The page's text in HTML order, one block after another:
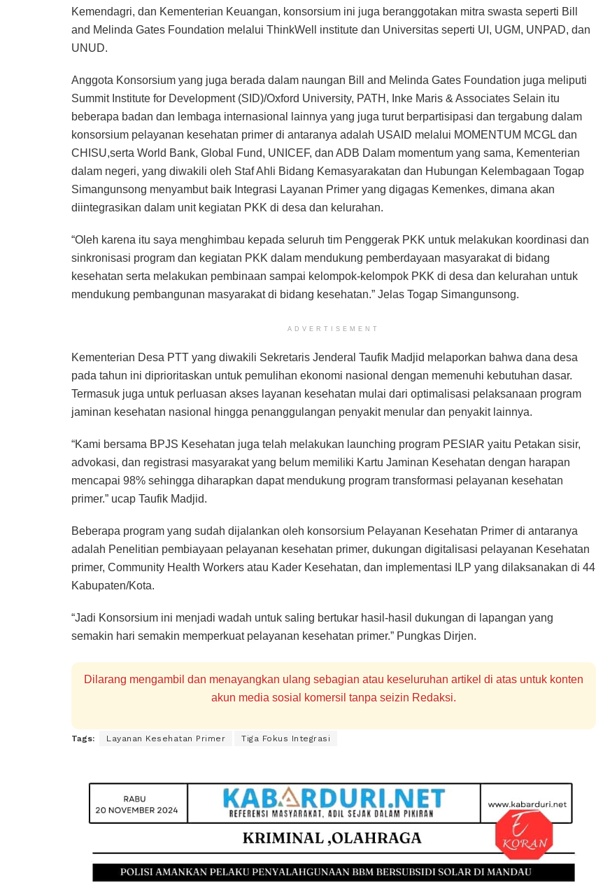
Kemendagri, dan Kementerian Keuangan, konsorsium ini juga beranggotakan mitra swasta seperti Bill
and Melinda Gates Foundation melalui ThinkWell institute dan Universitas seperti UI, UGM, UNPAD, dan
UNUD.
Anggota Konsorsium yang juga berada dalam naungan Bill and Melinda Gates Foundation juga meliputi
Summit Institute for Development (SID)/Oxford University, PATH, Inke Maris & Associates Selain itu
beberapa badan dan lembaga internasional lainnya yang juga turut berpartisipasi dan tergabung dalam
konsorsium pelayanan kesehatan primer di antaranya adalah USAID melalui MOMENTUM MCGL dan
CHISU,serta World Bank, Global Fund, UNICEF, dan ADB Dalam momentum yang sama, Kementerian
dalam negeri, yang diwakili oleh Staf Ahli Bidang Kemasyarakatan dan Hubungan Kelembagaan Togap
Simangunsong menyambut baik Integrasi Layanan Primer yang digagas Kemenkes, dimana akan
diintegrasikan dalam unit kegiatan PKK di desa dan kelurahan.
“Oleh karena itu saya menghimbau kepada seluruh tim Penggerak PKK untuk melakukan koordinasi dan
sinkronisasi program dan kegiatan PKK dalam mendukung pemberdayaan masyarakat di bidang
kesehatan serta melakukan pembinaan sampai kelompok-kelompok PKK di desa dan kelurahan untuk
mendukung pembangunan masyarakat di bidang kesehatan.” Jelas Togap Simangunsong.
ADVERTISEMENT
Kementerian Desa PTT yang diwakili Sekretaris Jenderal Taufik Madjid melaporkan bahwa dana desa
pada tahun ini diprioritaskan untuk pemulihan ekonomi nasional dengan memenuhi kebutuhan dasar.
Termasuk juga untuk perluasan akses layanan kesehatan mulai dari optimalisasi pelaksanaan program
jaminan kesehatan nasional hingga penanggulangan penyakit menular dan penyakit lainnya.
“Kami bersama BPJS Kesehatan juga telah melakukan launching program PESIAR yaitu Petakan sisir,
advokasi, dan registrasi masyarakat yang belum memiliki Kartu Jaminan Kesehatan dengan harapan
mencapai 98% sehingga diharapkan dapat mendukung program transformasi pelayanan kesehatan
primer.” ucap Taufik Madjid.
Beberapa program yang sudah dijalankan oleh konsorsium Pelayanan Kesehatan Primer di antaranya
adalah Penelitian pembiayaan pelayanan kesehatan primer, dukungan digitalisasi pelayanan Kesehatan
primer, Community Health Workers atau Kader Kesehatan, dan implementasi ILP yang dilaksanakan di 44
Kabupaten/Kota.
“Jadi Konsorsium ini menjadi wadah untuk saling bertukar hasil-hasil dukungan di lapangan yang
semakin hari semakin memperkuat pelayanan kesehatan primer.” Pungkas Dirjen.
Dilarang mengambil dan menayangkan ulang sebagian atau keseluruhan artikel di atas untuk konten
akun media sosial komersil tanpa seizin Redaksi.
Tags: Layanan Kesehatan Primer Tiga Fokus Integrasi